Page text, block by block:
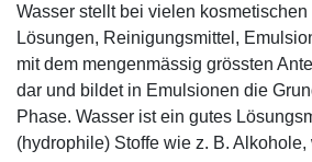
Wasser stellt bei vielen
Lösungen, Reinigungsmittel,
mit dem mengenmässig grössten
dar und bildet in Emulsionen die
Phase. Wasser ist ein gutes
(hydrophile) Stoffe wie z. B.